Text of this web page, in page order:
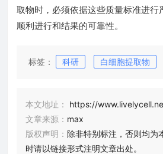
取物时，必须依据这些质量标准进行
顺利进行和结果的可靠性。
标签： 科研 白细胞提取物
本文地址：
https://
文章来源： max
版权声明： 除非特别标注，否则均为
时请以链接形式注明文章出处。